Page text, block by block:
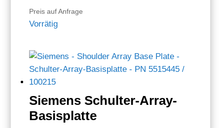
Preis auf Anfrage
Vorrätig
Siemens Schulter-Array-
Basisplatte